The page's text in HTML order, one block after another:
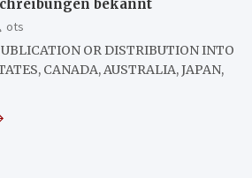
bekannt
ots
OR DISTRIBUTION INTO
CANADA, AUSTRALIA, JAPAN,